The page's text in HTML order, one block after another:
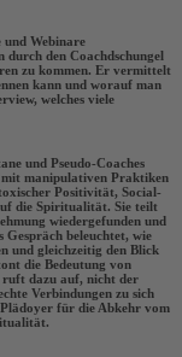
Webinare
durch den Coachdschungel
zu kommen. Er vermittelt
kann und worauf man
welches viele
und Pseudo-Coaches
manipulativen Praktiken
Positivität, Social-
die Spiritualität. Sie teilt
wiedergefunden und
Gespräch beleuchtet, wie
und gleichzeitig den Blick
die Bedeutung von
dazu auf, nicht der
Verbindungen zu sich
Plädoyer für die Abkehr vom